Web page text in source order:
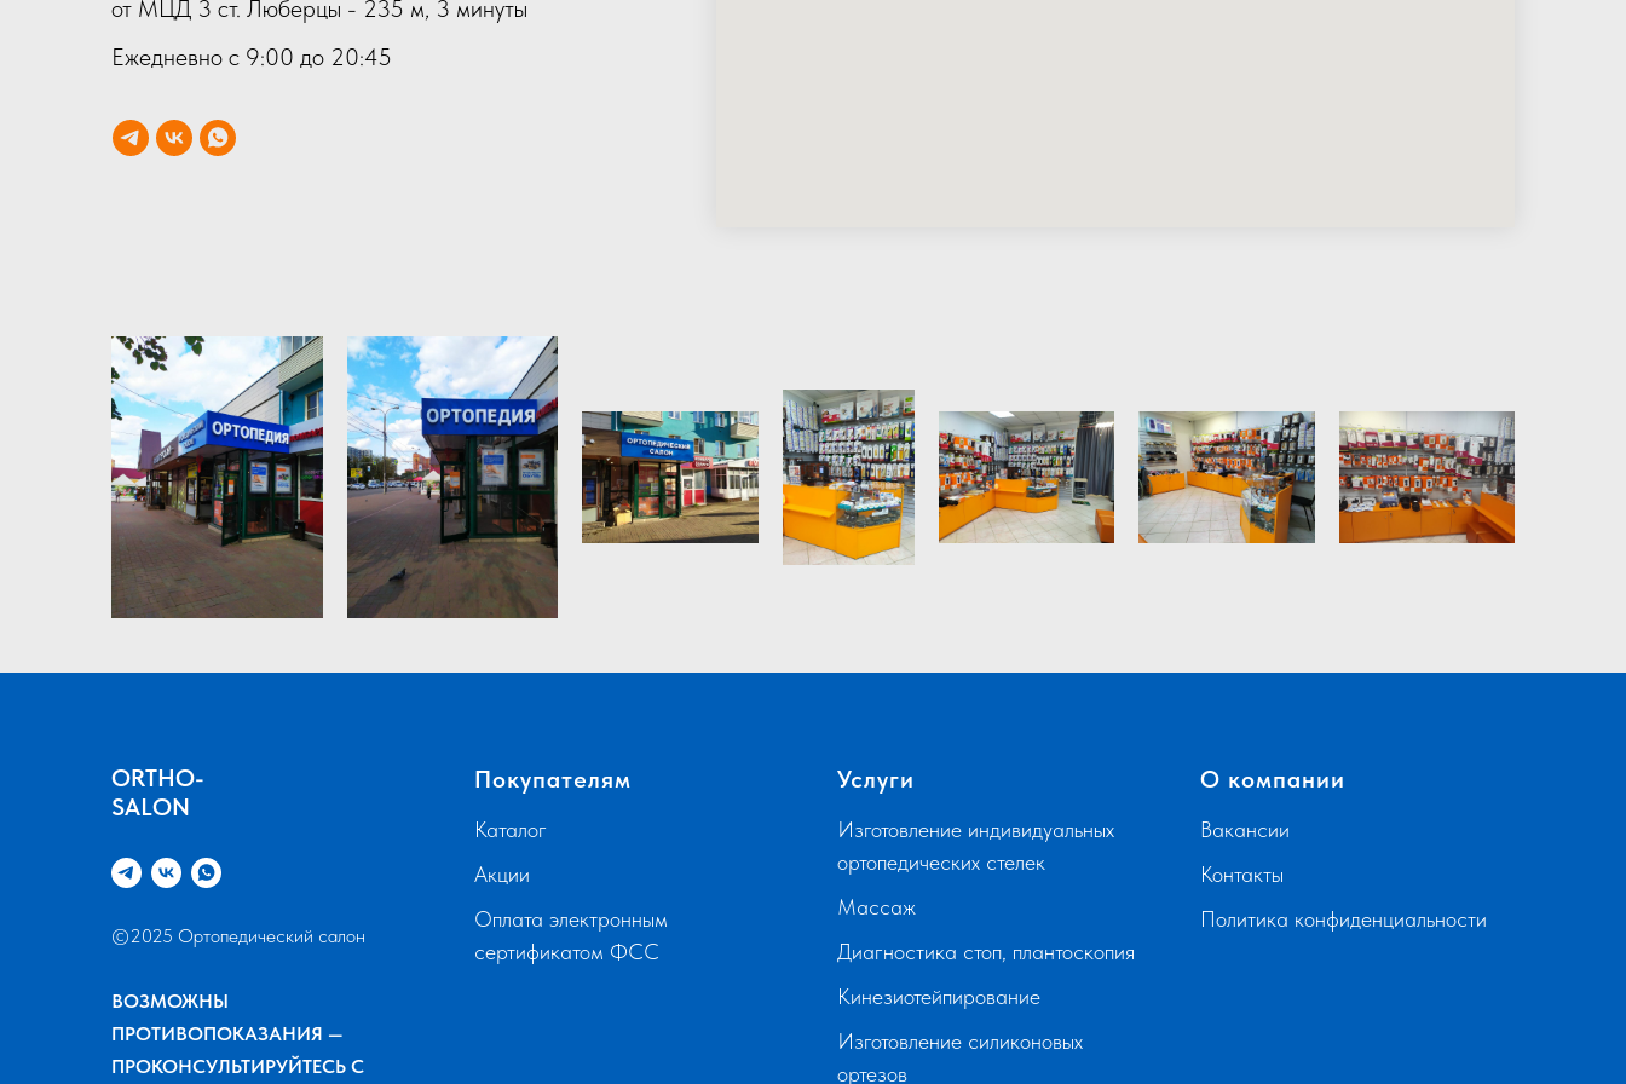
от МЦД 3 ст. Люберцы - 235 м, 3 минуты
Ежедневно с 9:00 до 20:45
ORTHO-
SALON
©2025 Ортопедический салон
ВОЗМОЖНЫ
ПРОТИВОПОКАЗАНИЯ —
ПРОКОНСУЛЬТИРУЙТЕСЬ С
Покупателям
Каталог
Акции
Оплата электронным
сертификатом ФСС
Услуги
Изготовление индивидуальных
ортопедических стелек
Массаж
Диагностика стоп, плантоскопия
Кинезиотейпирование
Изготовление силиконовых
ортезов
О компании
Вакансии
Контакты
Политика конфиденциальности